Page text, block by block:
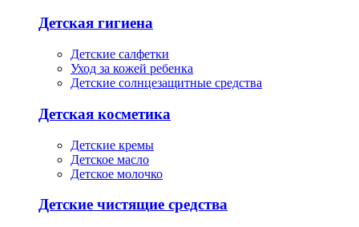
Детская гигиена
Детские салфетки
Уход за кожей ребенка
Детские солнцезащитные средства
Детская косметика
Детские кремы
Детское масло
Детское молочко
Детские чистящие средства